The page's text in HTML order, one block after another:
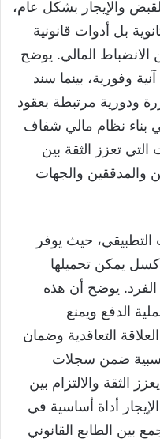
والإيجار بشكل عام،
بل أدوات قانونية
المالي. يوضح
وفورية، بينما سند
ودورية مرتبطة بعقود
بناء نظام مالي شفاف
تعزز الثقة بين
والمدققين والجهات
التطبيقي، حيث يوفر
يمكن تحميلها
الفرد. يوضح أن هذه
الدفع ويمنع
التعاقدية وضمان
ضمن سجلات
الثقة والالتزام بين
أداة أساسية في
بين الطابع القانوني